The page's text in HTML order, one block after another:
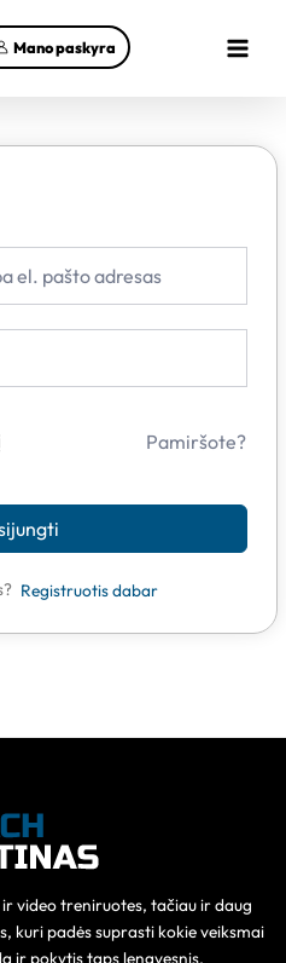
Mano paskyra
Menu
Pamiršote?
Registruotis dabar
video treniruotes, tačiau ir daug
kuri padės suprasti kokie veiksmai
ir pokytis taps lengvesnis.